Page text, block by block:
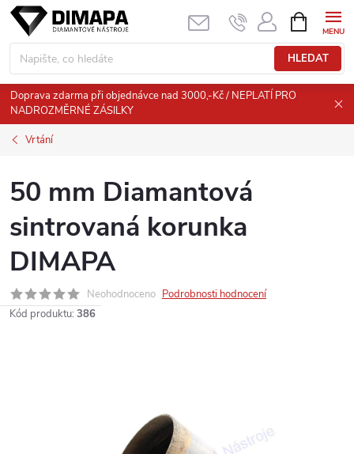
Přejít
obsah
HLEDAT
NÁKUPNÍ
KOŠÍK
Doprava zdarma při objednávce nad 3000,-Kč / NEPLATÍ PRO
NADROZMĚRNÉ ZÁSILKY
Vrtání
50 mm Diamantová
sintrovaná korunka
DIMAPA
Neohodnoceno Podrobnosti hodnocení
Kód produktu: 386